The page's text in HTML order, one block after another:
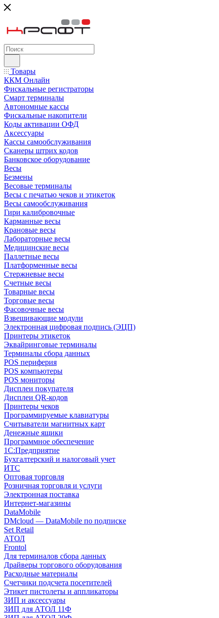
Товары
ККМ Онлайн
Фискальные регистраторы
Смарт терминалы
Автономные кассы
Фискальные накопители
Коды активации ОФД
Аксессуары
Кассы самообслуживания
Сканеры штрих кодов
Банковское оборудование
Весы
Безмены
Весовые терминалы
Весы с печатью чеков и этикеток
Весы самообслуживания
Гири калибровочные
Карманные весы
Крановые весы
Лабораторные весы
Медицинские весы
Паллетные весы
Платформенные весы
Стержневые весы
Счетные весы
Товарные весы
Торговые весы
Фасовочные весы
Взвешивающие модули
Электронная цифровая подпись (ЭЦП)
Принтеры этикеток
Эквайринговые терминалы
Терминалы сбора данных
POS периферия
POS компьютеры
POS мониторы
Дисплеи покупателя
Дисплеи QR-кодов
Принтеры чеков
Программируемые клавиатуры
Считыватели магнитных карт
Денежные ящики
Программное обеспечение
1С:Предприятие
Бухгалтерский и налоговый учет
ИТС
Оптовая торговля
Розничная торговля и услуги
Электронная поставка
Интернет-магазины
DataMobile
DMcloud — DataMobile по подписке
Set Retail
АТОЛ
Frontol
Для терминалов сбора данных
Драйверы торгового оборудования
Расходные материалы
Счетчики подсчета посетителей
Этикет пистолеты и аппликаторы
ЗИП и аксессуары
ЗИП для АТОЛ 11Ф